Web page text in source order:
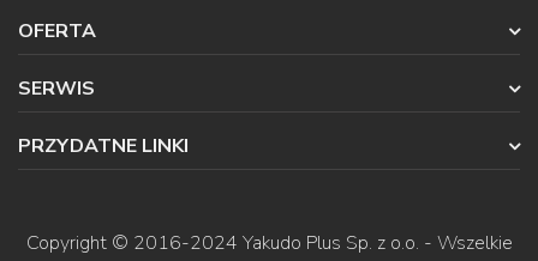
OFERTA
SERWIS
PRZYDATNE LINKI
Copyright © 2016-2024 Yakudo Plus Sp. z o.o. - Wszelkie